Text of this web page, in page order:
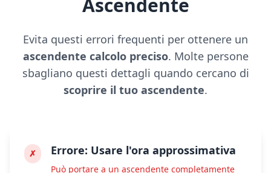
Ascendente
Evita questi errori frequenti per ottenere un
ascendente calcolo preciso. Molte persone
sbagliano questi dettagli quando cercano di
scoprire il tuo ascendente.
✗ Errore: Usare l'ora approssimativa
Può portare a un ascendente completamente